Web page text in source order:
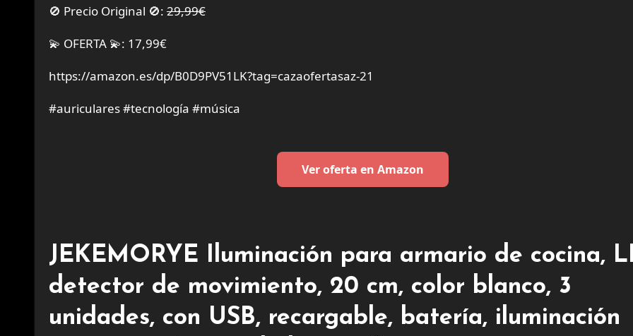
🚫 Precio Original 🚫: 29,99€
💫 OFERTA 💫: 17,99€
https://amazon.es/dp/B0D9PV51LK?tag=cazaofertasaz-21
#auriculares #tecnología #música
Ver oferta en Amazon
JEKEMORYE Iluminación para armario de cocina,
detector de movimiento, 20 cm, color blanco, 3
unidades, con USB, recargable, batería, iluminación